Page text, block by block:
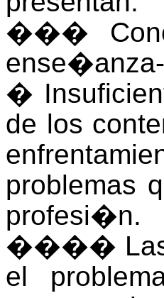
���
�
de los
problemas
profesi�n.
����
el